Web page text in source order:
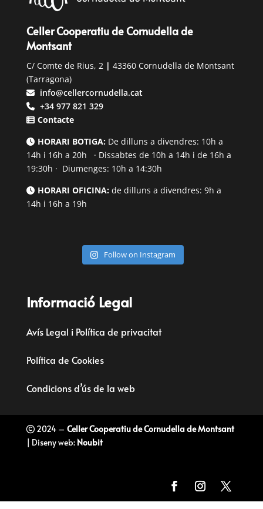
Celler Cooperatiu de Cornudella de
Montsant
C/ Comte de Rius, 2 | 43360 Cornudella de Montsant
(Tarragona)
info@cellercornudella.cat
+34 977 821 329
Contacte
HORARI BOTIGA:De dilluns a divendres: 10h a
14h i 16h a 20h · Dissabtes de 10h a 14h i de 16h a
19:30h · Diumenges: 10h a 14:30h
HORARI OFICINA:de dilluns a divendres: 9h a
14h i 16h a 19h
Follow on Instagram
Informació Legal
Avís Legal i Política de privacitat
Política de Cookies
Condicions d’ús de la web
2024 – Celler Cooperatiu de Cornudella de Montsant
| Diseny web: Noubit